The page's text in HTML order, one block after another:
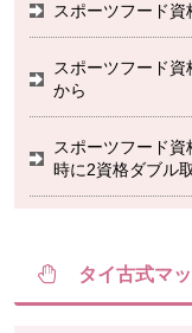
スポーツフード
スポーツフード
から
スポーツフード
時に2資格ダブル
タイ古式マ